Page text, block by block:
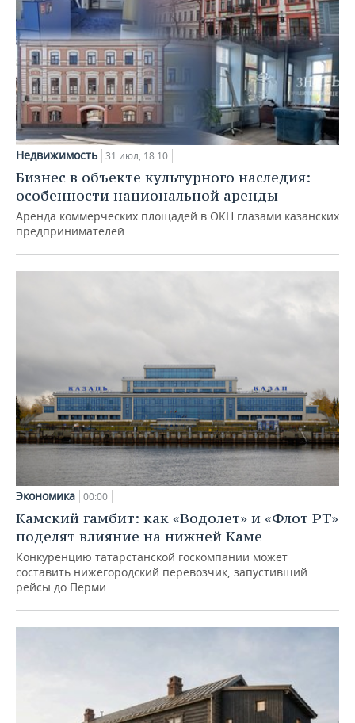
Недвижимость 31 июл, 18:10
Бизнес в объекте культурного наследия:
особенности национальной аренды
Аренда коммерческих площадей в ОКН глазами казанских
предпринимателей
Экономика 00:00
Камский гамбит: как «Водолет» и «Флот РТ»
поделят влияние на нижней Каме
Конкуренцию татарстанской госкомпании может
составить нижегородский перевозчик, запустивший
рейсы до Перми